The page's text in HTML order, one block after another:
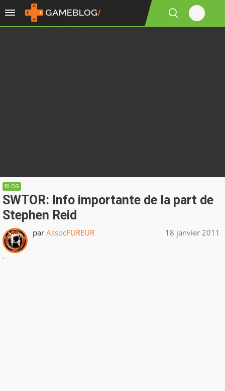
BLOG
SWTOR: Info importante de la part de
Stephen Reid
par AssocFUREUR 18 janvier 2011
.